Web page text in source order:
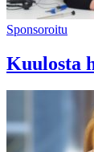
Sponsoroitu
Kuulosta